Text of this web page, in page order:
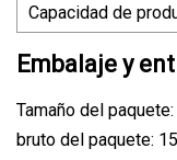
Capacidad de
Embalaje y
Tamaño del
bruto del paquete: